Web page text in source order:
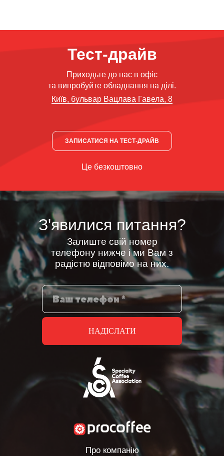
Тест-драйв
Приходьте до нас в офіс
та випробуйте обладнання на ділі.
Київ, бульвар Вацлава Гавела, 8
Це безкоштовно
ЗАПИСАТИСЯ НА ТЕСТ-ДРАЙВ
З'явилися питання?
Залиште свій номер
телефону нижче і ми Вам з
радістю відповімо на них.
НАДІСЛАТИ
Про компанію